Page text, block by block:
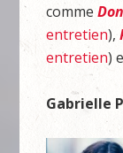
comme
entretien),
entretien)
Gabrielle